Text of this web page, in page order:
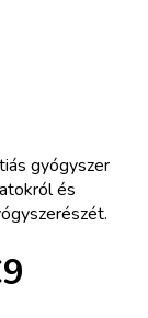
gyógyszer
és